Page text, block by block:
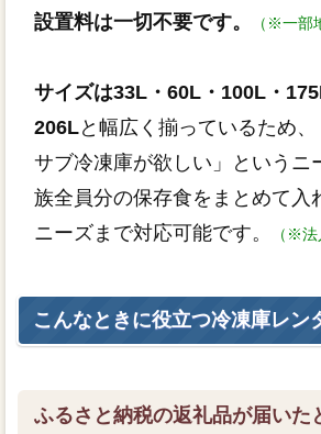
設置料は一切不要です。
（※一部
サイズは33L・60L・100L・
206Lと幅広く揃っているため
サブ冷凍庫が欲しい」というニ
族全員分の保存食をまとめて入
ニーズまで対応可能です。
（※法
こんなときに役立つ冷凍庫レン
ふるさと納税の返礼品が届いた